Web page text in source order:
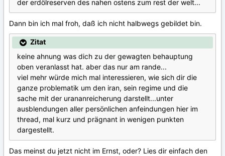
der erdölreserven des nahen ostens zum rest der welt...
Dann bin ich mal froh, daß ich nicht halbwegs gebildet bin.
Zitat
keine ahnung was dich zu der gewagten behauptung
oben veranlasst hat. aber das nur am rande...
viel mehr würde mich mal interessieren, wie sich dir die
ganze problematik um den iran, sein regime und die
sache mit der urananreicherung darstellt...unter
ausblendungen aller persönlichen anfeindungen hier im
thread, mal kurz und prägnant in wenigen punkten
dargestellt.
Das meinst du jetzt nicht im Ernst, oder? Lies dir einfach den